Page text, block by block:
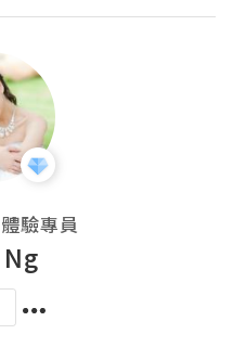
體驗專員